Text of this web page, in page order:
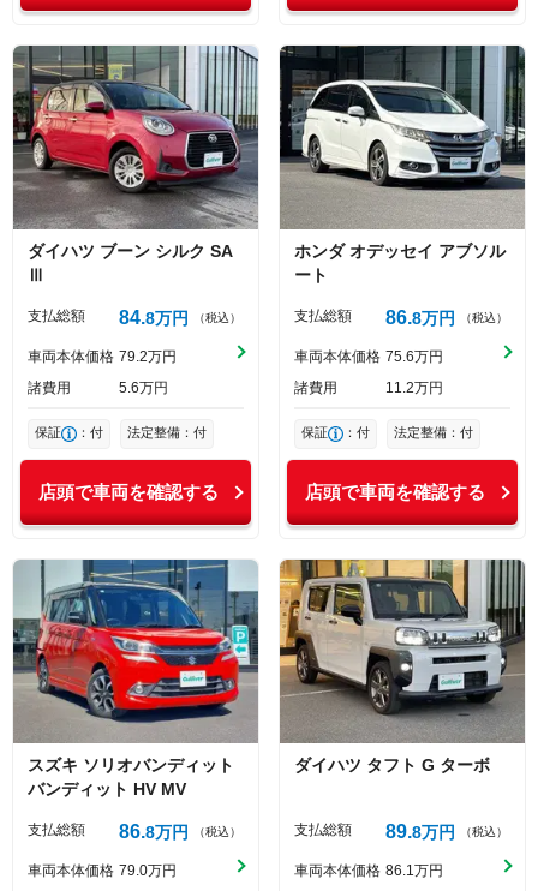
ダイハツ ブーン シルク SA
Ⅲ
支払総額 84 8万円 （税込）
車両本体価格 79 2万円
諸費用
5 6万円
保証 ：付 法定整備：付
店頭で車両を確認する
ホンダ オデッセイ アブソル
ート
支払総額 86 8万円 （税込）
車両本体価格 75 6万円
諸費用
11 2万円
保証 ：付 法定整備：付
店頭で車両を確認する
スズキ ソリオバンディット
バンディット HV MV
支払総額 86 8万円 （税込）
車両本体価格 79 0万円
ダイハツ タフト G ターボ
支払総額 89 8万円 （税込）
車両本体価格 86 1 万円